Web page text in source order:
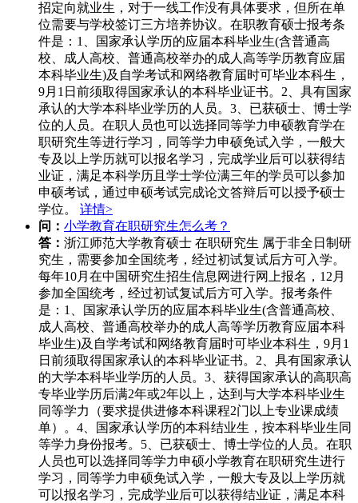
招定向就业生，对于一线工作没有具体要求，但所在单
位需要与学校签订三方培养协议。在职教育硕士报考条
件是：1、国家承认学历的应届本科毕业生(含普通高
校、成人高校、普通高校举办的成人高等学历教育应届
本科毕业生)及自学考试和网络教育届时可毕业本科生，
9月1日前须取得国家承认的本科毕业证书。2、具有国家
承认的大学本科毕业学历的人员。3、已获硕士、博士学
位的人员。在职人员也可以选择同等学力申硕教育学在
职研究生等进行学习，同等学力申硕免试入学，一般大
专及以上学历就可以报名学习，完成学业后可以获得结
业证，满足本科学历且学士学位满三年的学员可以参加
申硕考试，通过申硕考试完成论文答辩后可以授予硕士
学位。 详情>
问： 小学教育在职研究生怎么考？
答： 浙江师范大学教育硕士 在职研究生 属于非全日制研
究生，需要参加全国统考，经过初试复试后方可入学。
每年10月在中国研究生招生信息网进行网上报名，12月
参加全国统考，经过初试复试后方可入学。报考条件
是：1、国家承认学历的应届本科毕业生(含普通高校、
成人高校、普通高校举办的成人高等学历教育应届本科
毕业生)及自学考试和网络教育届时可毕业本科生，9月1
日前须取得国家承认的本科毕业证书。2、具有国家承认
的大学本科毕业学历的人员。3、获得国家承认的高职高
专毕业学历后满2年或2年以上，达到与大学本科毕业生
同等学力（要求提供进修本科课程2门以上专业课成绩
单）。4、国家承认学历的本科结业生，按本科毕业生同
等学力身份报考。5、已获硕士、博士学位的人员。在职
人员也可以选择同等学力申硕小学教育在职研究生进行
学习，同等学力申硕免试入学，一般大专及以上学历就
可以报名学习，完成学业后可以获得结业证，满足本科